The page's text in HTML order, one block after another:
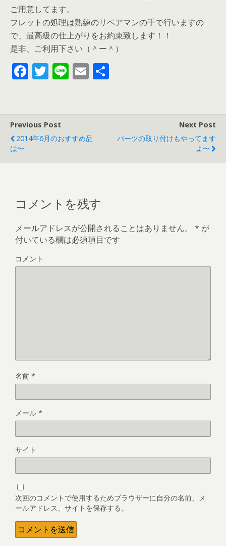
ご用意してます。
フレットの処理は熟練のリペアマンの手で行いますの
で、最高級の仕上がりをお約束致します！！
是非、ご利用下さい（＾ー＾）
F
b
o
k
T
er
Li E
Previous Post
2014年6月のおすすめ品
は〜
Next Post
パーツの取り付けもやってます
よ〜
コメントを残す
メールアドレスが公開されることはありません。 * が
付いている欄は必須項目です
コメント
名前 *
メール *
サイト
次回のコメントで使用するためブラウザーに自分の名前、メ
ールアドレス、サイトを保存する。